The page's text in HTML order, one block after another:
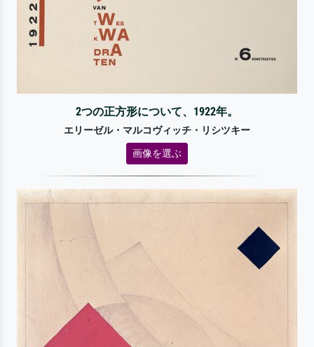
2つの正方形について、1922年。
エリーゼル・マルコヴィッチ・リシツキー
画像を選ぶ